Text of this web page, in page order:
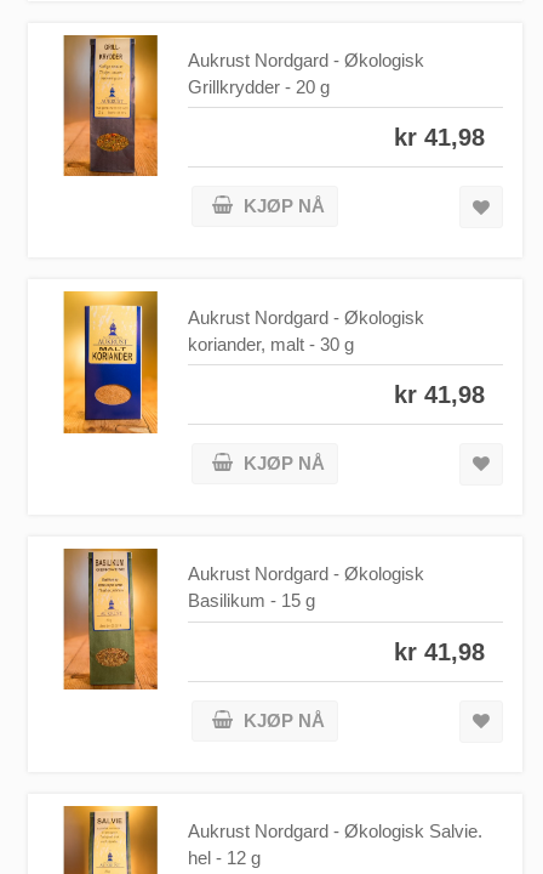
Aukrust Nordgard - Økologisk
Grillkrydder - 20 g
kr 41,98
KJØP NÅ
Aukrust Nordgard - Økologisk
koriander, malt - 30 g
kr 41,98
KJØP NÅ
Aukrust Nordgard - Økologisk
Basilikum - 15 g
kr 41,98
KJØP NÅ
Aukrust Nordgard - Økologisk Salvie.
hel - 12 g